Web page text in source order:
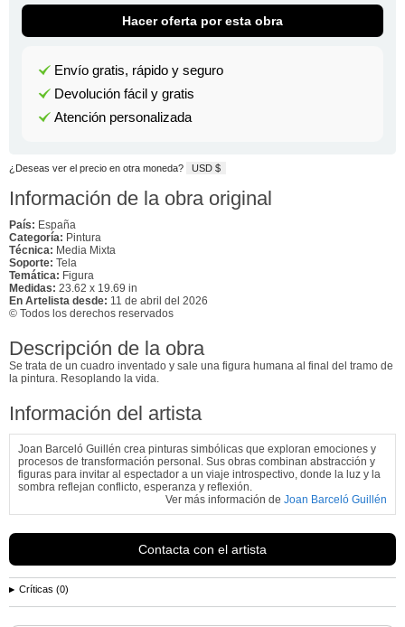
Hacer oferta por esta obra
Envío gratis, rápido y seguro
Devolución fácil y gratis
Atención personalizada
¿Deseas ver el precio en otra moneda? USD $
Información de la obra original
País: España
Categoría: Pintura
Técnica: Media Mixta
Soporte: Tela
Temática: Figura
Medidas: 23.62 x 19.69 in
En Artelista desde: 11 de abril del 2026
© Todos los derechos reservados
Descripción de la obra
Se trata de un cuadro inventado y sale una figura humana al final del tramo de
la pintura. Resoplando la vida.
Información del artista
Joan Barceló Guillén crea pinturas simbólicas que exploran emociones y
procesos de transformación personal. Sus obras combinan abstracción y
figuras para invitar al espectador a un viaje introspectivo, donde la luz y la
sombra reflejan conflicto, esperanza y reflexión.
Ver más información de Joan Barceló Guillén
Contacta con el artista
Críticas (0)